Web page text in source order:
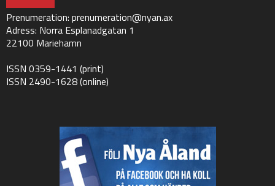
Prenumeration: prenumeration@nyan.ax
Adress: Norra Esplanadgatan 1
22100 Mariehamn
ISSN 0359-1441 (print)
ISSN 2490-1628 (online)